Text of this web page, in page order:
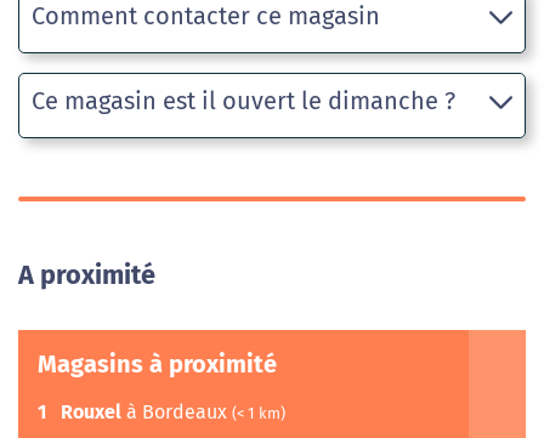
Comment contacter ce magasin
Ce magasin est il ouvert le dimanche ?
A proximité
Magasins à proximité
1 Rouxel à Bordeaux (< 1 km)